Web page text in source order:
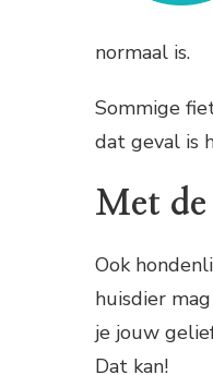
normaal is.
Sommige
dat geval is
Met
Ook
huisdier
je jouw
Dat kan!